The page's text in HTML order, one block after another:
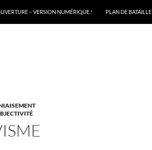
– VERSION NUMÉRIQUE !
PLAN DE BATAILLE